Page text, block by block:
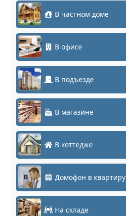
В частном доме
В офисе
В подъезде
В магазине
В коттедже
Домофон в квартиру
На складе